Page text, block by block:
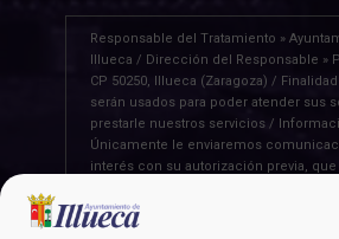
Responsable del Tratamiento »
Illueca / Dirección del Responsable »
CP 50250, Illueca (Zaragoza) /
serán usados para poder atender sus
prestarle nuestros servicios /
Únicamente le enviaremos
interés con su autorización previa, que
establecida al efecto / Legitimación »
trataremos sus datos con su